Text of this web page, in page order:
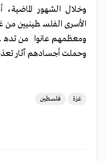
وخلال الشهور
الأسرى الفلسطينيين
ومعظمهم عانوا من
وحملت أجسادهم آثار
غزة فلسطين